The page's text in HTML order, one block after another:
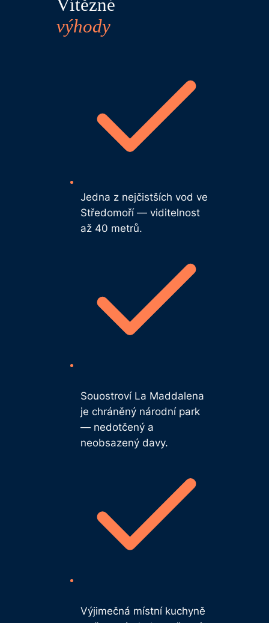
Vítězné
výhody
Jedna z nejčistších vod ve
Středomoří — viditelnost
až 40 metrů.
Souostroví La Maddalena
je chráněný národní park
— nedotčený a
neobsazený davy.
Výjimečná místní kuchyně